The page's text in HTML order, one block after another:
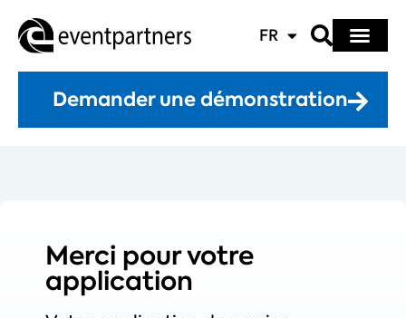
FR
Demander une démonstration
Merci pourvotre
application